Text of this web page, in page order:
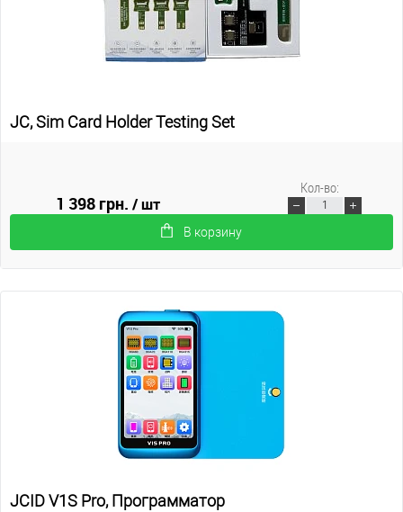
JC, Sim Card Holder Testing Set
1 398 грн./ шт
В корзину
Кол-во:
JCID V1S Pro, Программатор